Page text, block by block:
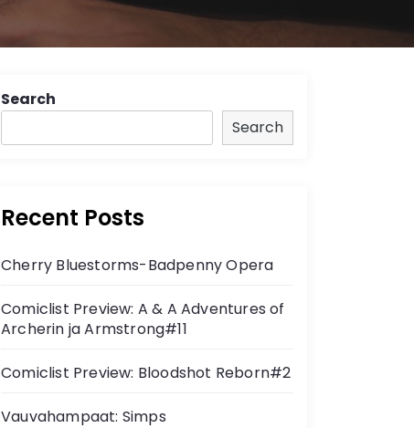
Search
Search
Recent Posts
Cherry Bluestorms-Badpenny Opera
Comiclist Preview: A & A Adventures of
Archerin ja Armstrong#11
Comiclist Preview: Bloodshot Reborn#2
Vauvahampaat: Simps